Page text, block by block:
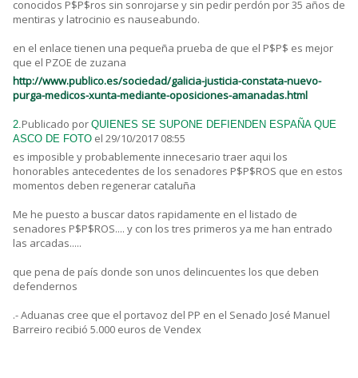
conocidos P$P$ros sin sonrojarse y sin pedir perdón por 35 años de
mentiras y latrocinio es nauseabundo.
en el enlace tienen una pequeña prueba de que el P$P$ es mejor
que el PZOE de zuzana
http://www.publico.es/sociedad/galicia-justicia-constata-nuevo-
purga-medicos-xunta-mediante-oposiciones-amanadas.html
2.Publicado por QUIENES SE SUPONE DEFIENDEN ESPAÑA QUE
ASCO DE FOTO el 29/10/2017 08:55
es imposible y probablemente innecesario traer aqui los
honorables antecedentes de los senadores P$P$ROS que en estos
momentos deben regenerar cataluña
Me he puesto a buscar datos rapidamente en el listado de
senadores P$P$ROS.... y con los tres primeros ya me han entrado
las arcadas.....
que pena de país donde son unos delincuentes los que deben
defendernos
.- Aduanas cree que el portavoz del PP en el Senado José Manuel
Barreiro recibió 5.000 euros de Vendex